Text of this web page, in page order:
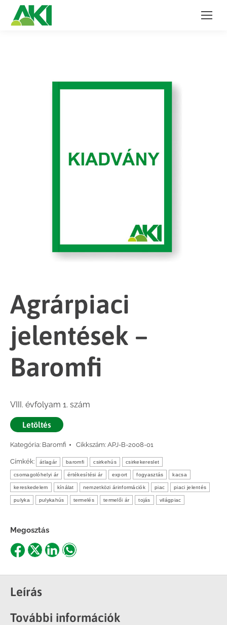
Agrárpiaci
jelentések –
Baromfi
VIII. évfolyam 1. szám
Letöltés
Kategória: Baromfi Cikkszám: APJ-B-2008-01
Címkék: átlagár baromfi csirkehús csirkekereslet
csomagolóhelyi ár értékesítési ár export fogyasztás kacsa
kereskedelem kínálat nemzetközi árinformációk piac piaci jelentés
pulyka pulykahús termelés termelői ár tojás világpiac
Megosztás
Share
Facebook
Share
X
ShareShare
Leírás
További információk